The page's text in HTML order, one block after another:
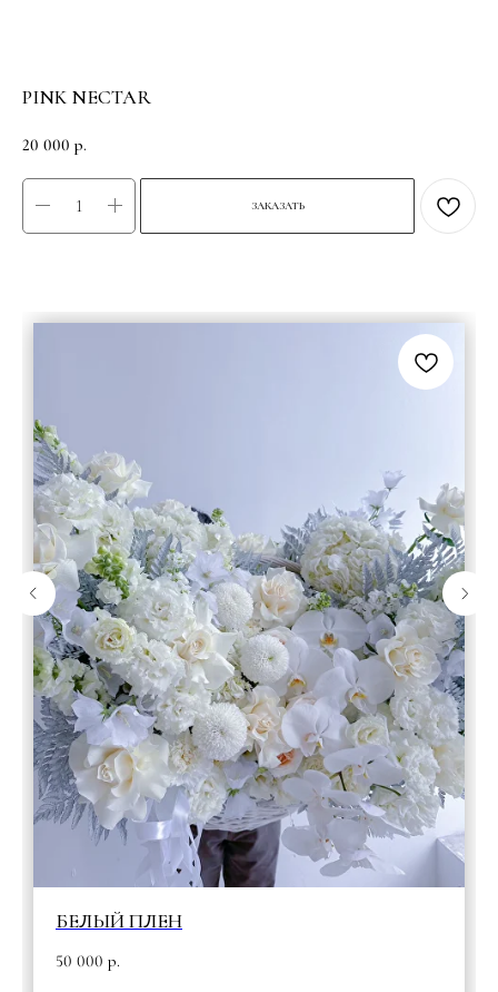
PINK NECTAR
20 000 р.
ЗАКАЗАТЬ
БЕЛЫЙ ПЛЕН
50 000 р.